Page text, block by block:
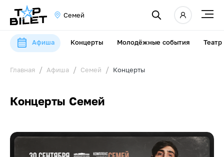
Семей
Афиша Концерты Молодёжные события Театр
Главная Афиша Семей Концерты
Концерты Семей